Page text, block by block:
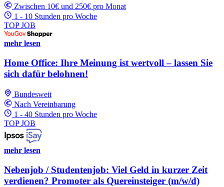
Zwischen 10€ und 250€ pro Monat
1 - 10 Stunden pro Woche
TOP JOB
mehr lesen
Home Office: Ihre Meinung ist wertvoll – lassen Sie
sich dafür belohnen!
Bundesweit
Nach Vereinbarung
1 - 40 Stunden pro Woche
TOP JOB
mehr lesen
Nebenjob / Studentenjob: Viel Geld in kurzer Zeit
verdienen? Promoter als Quereinsteiger (m/w/d)